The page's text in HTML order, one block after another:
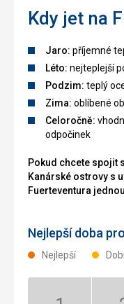
Kdy jet na
Jaro: příjemné
Léto: nejteplejší
Podzim: teplý
Zima: oblíbené
Celoročně:
odpočinek
Pokud chcete spojit
Kanárské ostrovy s
Fuerteventura
Nejlepší doba
Nejlepší